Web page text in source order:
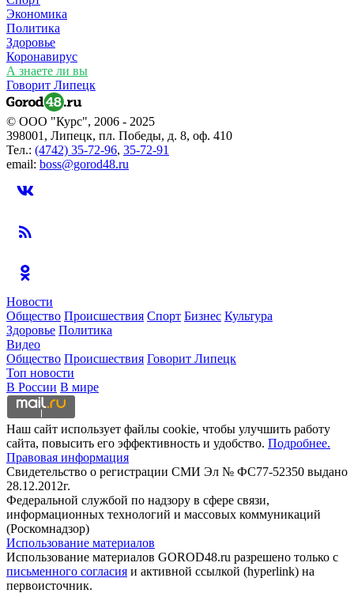
Экономика
Политика
Здоровье
Коронавирус
А знаете ли вы
Говорит Липецк
© ООО "Курс", 2006 - 2025
398001, Липецк, пл. Победы, д. 8, оф. 410
Тел.: (4742) 35-72-96, 35-72-91
email: boss@gorod48.ru
Новости
Общество Происшествия Спорт Бизнес Культура
Здоровье Политика
Видео
Общество Происшествия Говорит Липецк
Топ новости
В России В мире
Наш сайт использует файлы cookie, чтобы улучшить работу
сайта, повысить его эффективность и удобство. Подробнее.
Правовая информация
Свидетельство о регистрации СМИ Эл № ФС77-52350 выдано
28.12.2012г.
Федеральной службой по надзору в сфере связи,
информационных технологий и массовых коммуникаций
(Роскомнадзор)
Использование материалов
Использование материалов GOROD48.ru разрешено только с
письменного согласия и активной ссылкой (hyperlink) на
первоисточник.